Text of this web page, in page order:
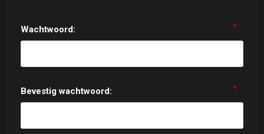
Wachtwoord: *
Bevestig wachtwoord: *